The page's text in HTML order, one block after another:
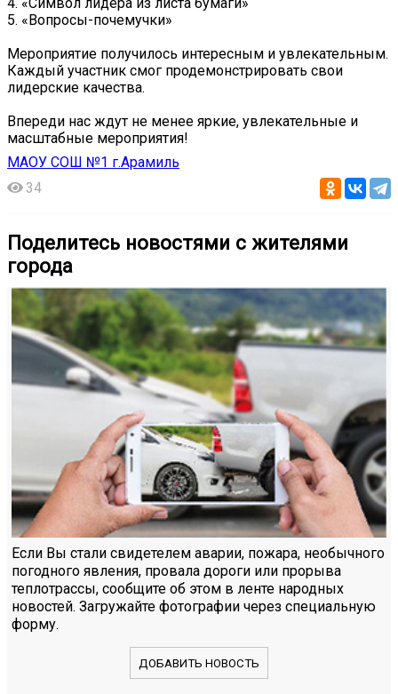
5. «Вопросы-почемучки»
Мероприятие получилось интересным и увлекательным.
Каждый участник смог продемонстрировать свои
лидерские качества.
Впереди нас ждут не менее яркие, увлекательные и
масштабные мероприятия!
МАОУ СОШ №1 г.Арамиль
34
Поделитесь новостями с жителями
города
Если Вы стали свидетелем аварии, пожара, необычного
погодного явления, провала дороги или прорыва
теплотрассы, сообщите об этом в ленте народных
новостей. Загружайте фотографии через специальную
форму.
ДОБАВИТЬ НОВОСТЬ